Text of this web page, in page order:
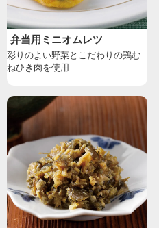
弁当用ミニオムレツ
彩りのよい野菜とこだわりの鶏む
ねひき肉を使用